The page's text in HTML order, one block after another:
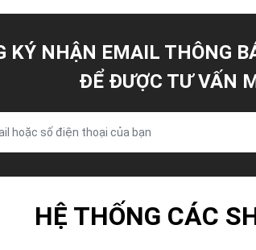
KÝ NHẬN EMAIL THÔNG
ĐỂ ĐƯỢC TƯ VẤN
HỆ THỐNG CÁC